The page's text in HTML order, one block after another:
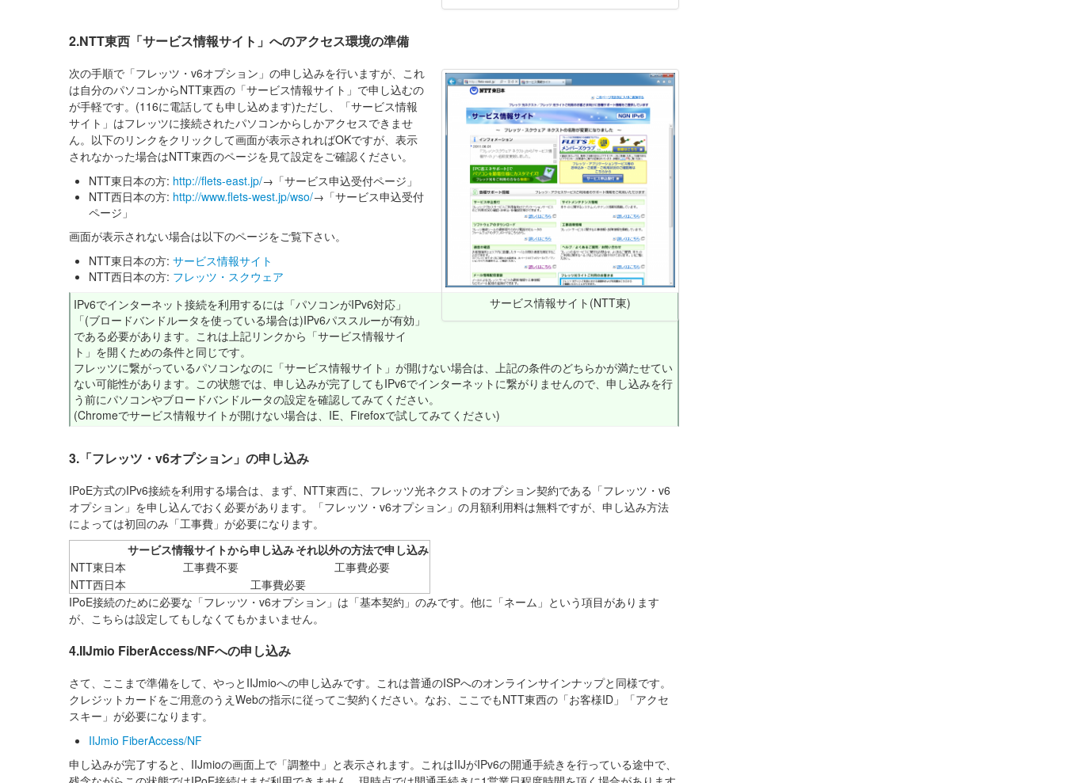
2.NTT東西「サービス情報サイト」へのアクセス環境の準備
サービス情報サイト(NTT東)
次の手順で「フレッツ・v6オプション」の申し込みを行いますが、これ
は自分のパソコンからNTT東西の「サービス情報サイト」で申し込むの
が手軽です。(116に電話しても申し込めます)ただし、「サービス情報
サイト」はフレッツに接続されたパソコンからしかアクセスできませ
ん。以下のリンクをクリックして画面が表示されればOKですが、表示
されなかった場合はNTT東西のページを見て設定をご確認ください。
NTT東日本の方: http://flets-east.jp/→「サービス申込受付ページ」
NTT西日本の方: http://www.flets-west.jp/wso/→「サービス申込受付
ページ」
画面が表示されない場合は以下のページをご覧下さい。
NTT東日本の方: サービス情報サイト
NTT西日本の方: フレッツ・スクウェア
IPv6でインターネット接続を利用するには「パソコンがIPv6対応」
「(ブロードバンドルータを使っている場合は)IPv6パススルーが有効」
である必要があります。これは上記リンクから「サービス情報サイ
ト」を開くための条件と同じです。
フレッツに繋がっているパソコンなのに「サービス情報サイト」が開けない場合は、上記の条件のどちらかが満たせてい
ない可能性があります。この状態では、申し込みが完了してもIPv6でインターネットに繋がりませんので、申し込みを行
う前にパソコンやブロードバンドルータの設定を確認してみてください。
(Chromeでサービス情報サイトが開けない場合は、IE、Firefoxで試してみてください)
3.「フレッツ・v6オプション」の申し込み
IPoE方式のIPv6接続を利用する場合は、まず、NTT東西に、フレッツ光ネクストのオプション契約である「フレッツ・v6
オプション」を申し込んでおく必要があります。「フレッツ・v6オプション」の月額利用料は無料ですが、申し込み方法
によっては初回のみ「工事費」が必要になります。
サービス情報サイトから申し込みそれ以外の方法で申し込み
NTT東日本
工事費不要
工事費必要
NTT西日本
工事費必要
IPoE接続のために必要な「フレッツ・v6オプション」は「基本契約」のみです。他に「ネーム」という項目があります
が、こちらは設定してもしなくてもかまいません。
4.IIJmio FiberAccess/NFへの申し込み
さて、ここまで準備をして、やっとIIJmioへの申し込みです。これは普通のISPへのオンラインサインナップと同様です。
クレジットカードをご用意のうえWebの指示に従ってご契約ください。なお、ここでもNTT東西の「お客様ID」「アクセ
スキー」が必要になります。
IIJmio FiberAccess/NF
申し込みが完了すると、IIJmioの画面上で「調整中」と表示されます。これはIIJがIPv6の開通手続きを行っている途中で、